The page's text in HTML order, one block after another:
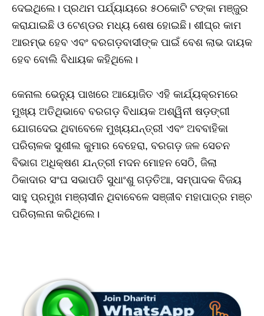
ଦେଇଥିଲେ। ପ୍ରଥମ ପର୍ଯ୍ୟାୟରେ ୫୦କୋଟି ଟଙ୍କା ମଞ୍ଜୁର
କରାଯାଇଛି ଓ ଟେଣ୍ଡର ମଧ୍ୟ ଶେଷ ହୋଇଛି। ଶୀଘ୍ର କାମ
ଆରମ୍ଭ ହେବ ଏବଂ ବରଗଡ଼ବାସୀଙ୍କ ପାଇଁ ବେଶ ଲାଭ ଦାୟକ
ହେବ ବୋଲି ବିଧାୟକ କହିଥିଲେ।
କେନାଲ ଭେନ୍ୟୁ ପାଖରେ ଆୟୋଜିତ ଏହି କାର୍ଯ୍ୟକ୍ରମରେ
ମୁଖ୍ୟ ଅତିଥିଭାବେ ବରଗଡ଼ ବିଧାୟକ ଅଶ୍ୱିନୀ ଷଡ଼ଙ୍ଗୀ
ଯୋଗଦେଇ ଥିବାବେଳେ ମୁଖ୍ୟଯନ୍ତ୍ରୀ ଏବଂ ଅବବାହିକା
ପରିଚାଳକ ସୁଶୀଲ କୁମାର ବେହେରା, ବରଗଡ଼ ଜଳ ସେଚନ
ବିଭାଗ ଅଧିକ୍ଷଣ ଯନ୍ତ୍ରୀ ମଦନ ମୋହନ ସେଠି, ଜିଲା
ଠିକାଦାର ସଂଘ ସଭାପତି ସୁଧାଂଶୁ ଗଡ଼ତିଆ, ସମ୍ପାଦକ ବିଜୟ
ସାହୁ ପ୍ରମୁଖ ମଞ୍ଚାସୀନ ଥିବାବେଳେ ସଞ୍ଜୀବ ମହାପାତ୍ର ମଞ୍ଚ
ପରିଚାଲନା କରିଥିଲେ।